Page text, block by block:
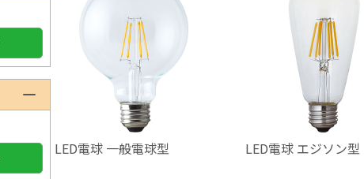
LED電球 一般電球型 LED電球 エジソン型